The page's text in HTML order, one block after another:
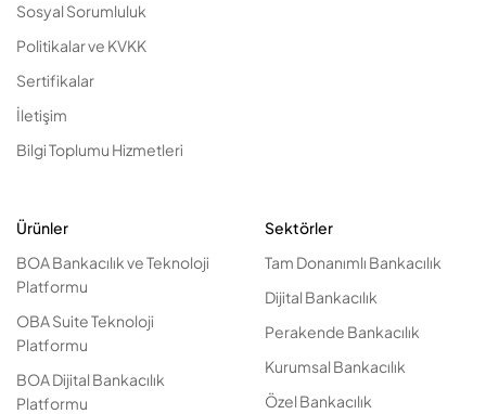
Sosyal Sorumluluk
Politikalar ve KVKK
Sertifikalar
İletişim
Bilgi Toplumu Hizmetleri
Ürünler
BOA Bankacılık ve Teknoloji
Platformu
OBA Suite Teknoloji
Platformu
BOA Dijital Bankacılık
Platformu
Sektörler
Tam Donanımlı Bankacılık
Dijital Bankacılık
Perakende Bankacılık
Kurumsal Bankacılık
Özel Bankacılık